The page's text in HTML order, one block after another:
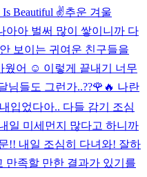
Beautiful ✌️추운 겨울
아 벌써 많이 쌓이니까 다
보이는 귀여운 친구들을
웠어 ☺️ 이렇게 끝내기 너무
님들도 그런가..??🌹🔥 나란
입었다아.. 다들 감기 조심
일 미세먼지 많다고 하니까
!! 내일 조심히 다녀와! 잘하
만족할 만한 결과가 있기를